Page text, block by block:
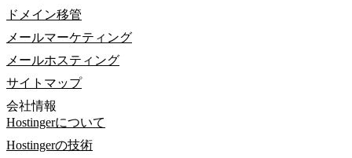
ドメイン移管
メールマーケティング
メールホスティング
サイトマップ
会社情報
Hostingerについて
Hostingerの技術